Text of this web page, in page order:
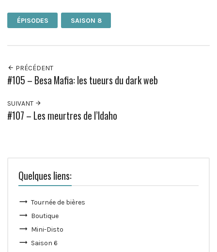
ÉPISODES SAISON 8
PRÉCÉDENT
#105 – Besa Mafia: les tueurs du dark web
SUIVANT
#107 – Les meurtres de l’Idaho
Quelques liens:
Tournée de bières
Boutique
Mini-Disto
Saison 6